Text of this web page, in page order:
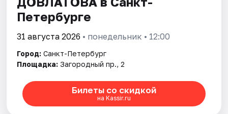
Петербурге
31 августа 2026 • понедельник • 12:00
Город: Санкт-Петербург
Площадка: Загородный пр., 2
Билеты со скидкой
на Kassir.ru